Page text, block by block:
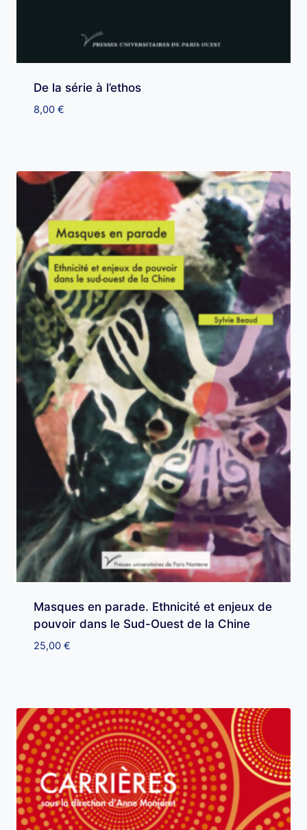
De la série à l’ethos
8,00 €
Masques en parade. Ethnicité et enjeux de
pouvoir dans le Sud-Ouest de la Chine
25,00 €